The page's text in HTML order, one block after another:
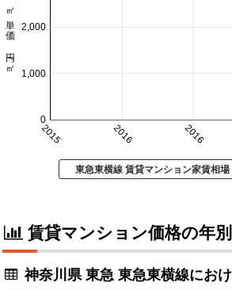
2015 2016 2016
0
1,000
2,000
㎡単価 円/㎡
東急東横線 賃貸マンション家賃相
賃貸マンション価格の年
神奈川県 東急 東急東横線にお